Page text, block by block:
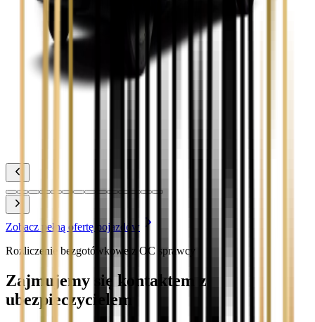
Toyota Corolla
Toyota Prius
Zobacz pełną ofertę pojazdów
Rozliczenie bezgotówkowe z OC sprawcy
Zajmujemy się kontaktem z
ubezpieczycielem